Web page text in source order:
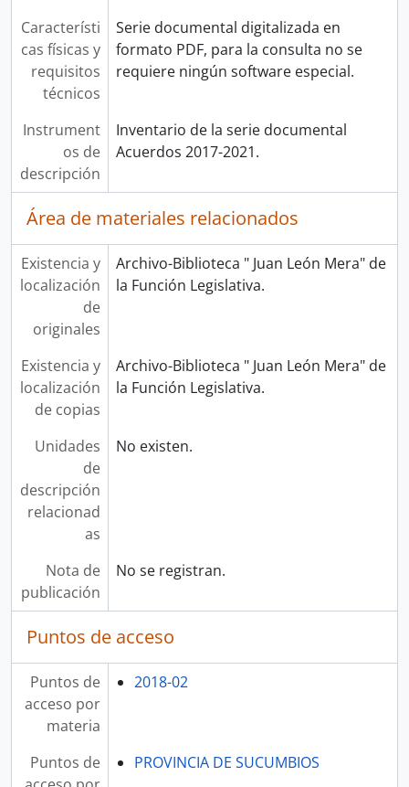
Característi
cas físicas y
requisitos
técnicos
Serie documental digitalizada en
formato PDF, para la consulta no se
requiere ningún software especial.
Instrument
os de
descripción
Inventario de la serie documental
Acuerdos 2017-2021.
Área de materiales relacionados
Existencia y
localización
de
originales
Archivo-Biblioteca " Juan León Mera" de
la Función Legislativa.
Existencia y
localización
de copias
Archivo-Biblioteca " Juan León Mera" de
la Función Legislativa.
Unidades
de
descripción
relacionad
as
No existen.
Nota de
publicación
No se registran.
Puntos de acceso
Puntos de
acceso por
materia
2018-02
Puntos de
PROVINCIA DE SUCUMBIOS